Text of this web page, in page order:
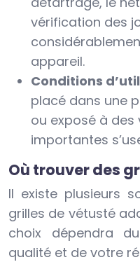
vérification des
appareil.
Conditions
placé dans une
ou exposé à
importantes
Où trouver des
Il existe plusieurs
grilles de vétusté
choix dépendra
qualité et de votre